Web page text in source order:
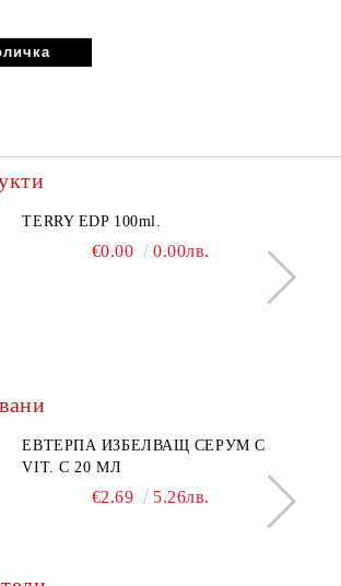
TERRY EDP 100ml.
€0.00 0.00лв.
ЕВТЕРПА ИЗБЕЛВАЩ СЕРУМ С
VIT. C 20 МЛ
€2.69 5.26лв.